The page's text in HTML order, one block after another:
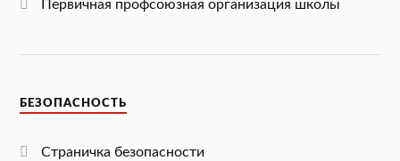
Первичная профсоюзная организация школы
БЕЗОПАСНОСТЬ
Страничка безопасности